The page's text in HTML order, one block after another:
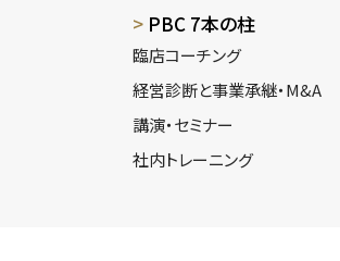
PBC 7本の柱
臨店コーチング
経営診断と事業承継・M&A
講演・セミナー
社内トレーニング